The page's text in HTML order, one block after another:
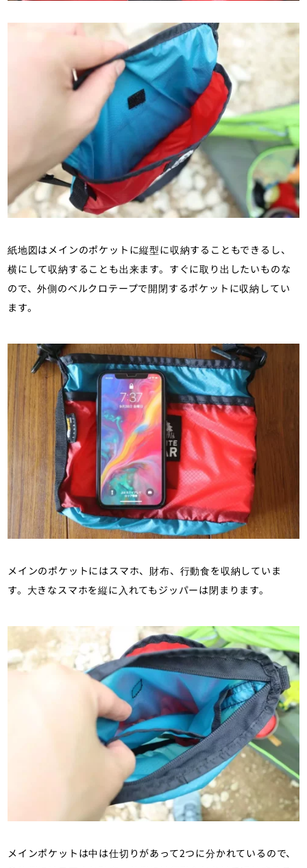
紙地図はメインのポケットに縦型に収納することもできるし、
横にして収納することも出来ます。すぐに取り出したいものな
ので、外側のベルクロテープで開閉するポケットに収納してい
ます。
メインのポケットにはスマホ、財布、行動食を収納していま
す。大きなスマホを縦に入れてもジッパーは閉まります。
メインポケットは中は仕切りがあって2つに分かれているので、